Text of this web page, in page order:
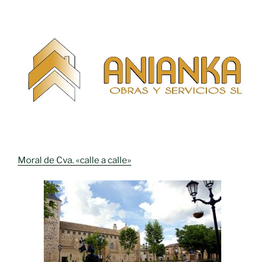
Moral de Cva. «calle a calle»